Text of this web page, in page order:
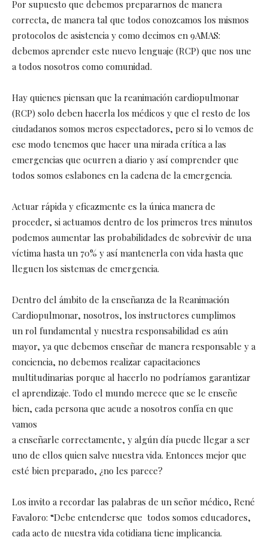
Por supuesto que debemos prepararnos de manera
correcta, de manera tal que todos conozcamos los mismos
protocolos de asistencia y como decimos en 9AMAS:
debemos aprender este nuevo lenguaje (RCP) que nos une
a todos nosotros como comunidad.
Hay quienes piensan que la reanimación cardiopulmonar
(RCP) solo deben hacerla los médicos y que el resto de los
ciudadanos somos meros espectadores, pero si lo vemos de
ese modo tenemos que hacer una mirada crítica a las
emergencias que ocurren a diario y así comprender que
todos somos eslabones en la cadena de la emergencia.
Actuar rápida y eficazmente es la única manera de
proceder, si actuamos dentro de los primeros tres minutos
podemos aumentar las probabilidades de sobrevivir de una
víctima hasta un 70% y así mantenerla con vida hasta que
lleguen los sistemas de emergencia.
Dentro del ámbito de la enseñanza de la Reanimación
Cardiopulmonar, nosotros, los instructores cumplimos
un rol fundamental y nuestra responsabilidad es aún
mayor, ya que debemos enseñar de manera responsable y a
conciencia, no debemos realizar capacitaciones
multitudinarias porque al hacerlo no podríamos garantizar
el aprendizaje. Todo el mundo merece que se le enseñe
bien, cada persona que acude a nosotros confía en que
vamos
a enseñarle correctamente, y algún día puede llegar a ser
uno de ellos quien salve nuestra vida. Entonces mejor que
esté bien preparado, ¿no les parece?
Los invito a recordar las palabras de un señor médico, René
Favaloro: “Debe entenderse que todos somos educadores,
cada acto de nuestra vida cotidiana tiene implicancia.